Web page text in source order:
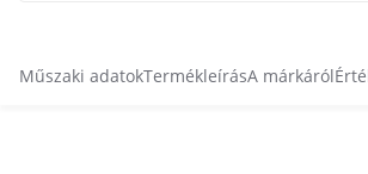
Műszaki adatokTermékleírásA márkáról